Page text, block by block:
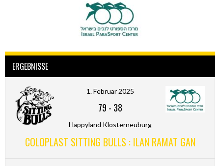
ERGEBNISSE
1. Februar 2025
79 - 38
Happyland Klosterneuburg
COLOPLAST SITTING BULLS : ILAN RAMAT GAN